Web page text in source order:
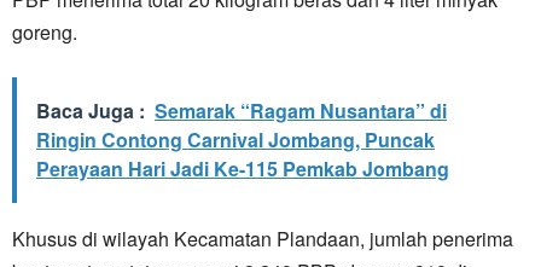
goreng.
Baca Juga : Semarak “Ragam Nusantara” di
Ringin Contong Carnival Jombang, Puncak
Perayaan Hari Jadi Ke-115 Pemkab Jombang
Khusus di wilayah Kecamatan Plandaan, jumlah penerima